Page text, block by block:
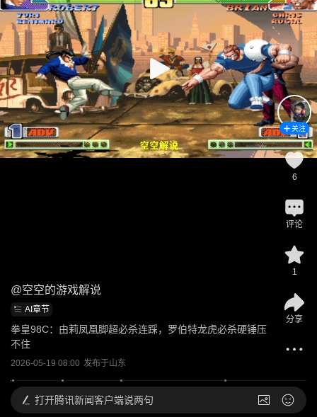
@空空的游戏解说
AI章节
拳皇98C：由莉凤凰脚超必杀连踩，罗伯特龙虎必杀硬锤压
不住
2026-05-19 08:00 发布于山东
关注
6
评论
1
分享
打开腾讯新闻客户端说两句